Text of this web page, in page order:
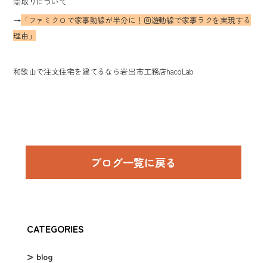
→「ファミクロで家事動線が半分に！回遊動線で家事ラクを実現する
理由」
和歌山で注文住宅を建てるなら岩出市工務店hacoLab
ブログ⼀覧に戻る
CATEGORIES
blog